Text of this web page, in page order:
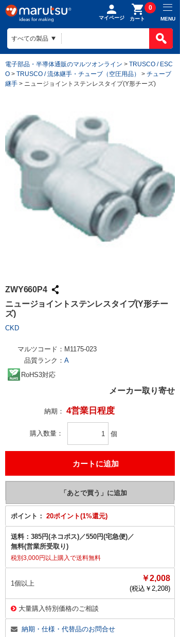
マイページ カート
0
MENU
電子部品・半導体通販のマルツオンライン > TRUSCO / ESC
O > TRUSCO / 流体継手・チューブ（空圧用品） > チューブ
継手 > ニュージョイントステンレスタイプ(Y形チーズ)
ZWY660P4
ニュージョイントステンレスタイプ(Y形チー
ズ)
CKD
マルツコード： M1175-023
品質ランク： A
RoHS3対応
メーカー取り寄せ
納期： 4営業日程度
購入数量 個
ポイント： 20ポイント(1%還元)
送料： 385円(ネコポス)／550円(宅急便)／
無料(営業所受取り)
税別3,000円以上購入で送料無料
1個以上
￥2,008
(税込￥ 2,208)
大量購入特別価格のご相談
納期・仕様・代替品のお問合せ